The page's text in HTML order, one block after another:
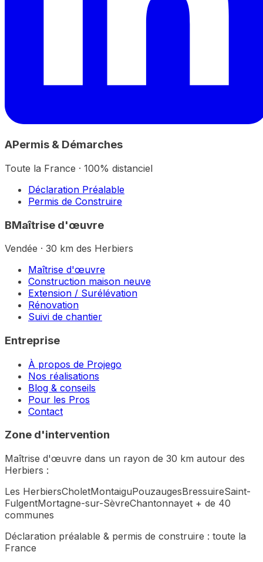
APermis & Démarches
Toute la France · 100% distanciel
Déclaration Préalable
Permis de Construire
BMaîtrise d'œuvre
Vendée · 30 km des Herbiers
Maîtrise d'œuvre
Construction maison neuve
Extension / Surélévation
Rénovation
Suivi de chantier
Entreprise
À propos de Projego
Nos réalisations
Blog & conseils
Pour les Pros
Contact
Zone d'intervention
Maîtrise d'œuvre dans un rayon de 30 km autour des
Herbiers :
Les HerbiersCholetMontaiguPouzaugesBressuireSaint-
FulgentMortagne-sur-SèvreChantonnayet + de 40
communes
Déclaration préalable & permis de construire : toute la
France